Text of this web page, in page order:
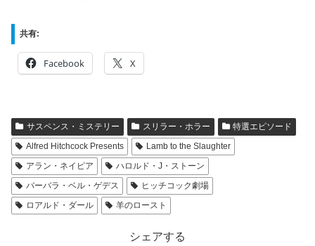
共有:
Facebook X
サスペンス・ミステリー スリラー・ホラー
特選エピソード
Alfred Hitchcock Presents
Lamb to the Slaughter
アラン・ネイピア
ハロルド・J・ストーン
バーバラ・ベル・ゲデス
ヒッチコック劇場
ロアルド・ダール
羊のロースト
シェアする